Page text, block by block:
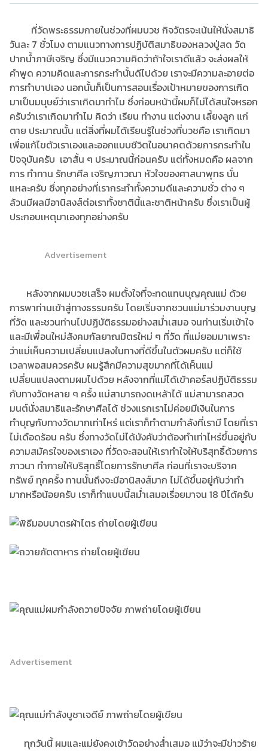
ที่วัดพระธรรมกายในช่วงที่ผมบวช กิจวัตรจะเน้นให้นั่งสมาธิ
วันละ 7 ชั่วโมง ตามแนวทางการปฏิบัติสมาธิของหลวงปู่สด วัด
ปากน้ำภาษีเจริญ ซึ่งมีแนวความคิดว่าถ้าใจเราดีแล้ว จะส่งผลให้
คำพูด ความคิดและการกระทำนั้นดีไปด้วย เราจะมีความละอายต่อ
การทำบาปเอง นอกนั้นก็เป็นการสอนเรื่องเป้าหมายของการเกิด
มาเป็นมนุษย์ว่าเราเกิดมาทำไม ซึ่งก่อนหน้านี้ผมก็ไม่ได้สนใจหรอก
ครับว่าเราเกิดมาทำไม คิดว่า เรียน ทำงาน แต่งงาน เลี้ยงลูก แก่
ตาย ประมาณนั้น แต่สิ่งที่ผมได้เรียนรู้ในช่วงที่บวชคือ เราเกิดมา
เพื่อแก้ไขตัวเราเองและออกแบบชีวิตในอนาคตด้วยการกระทำใน
ปัจจุบันครับ เอาสั้น ๆ ประมาณนี้ก่อนครับ แต่ทั้งหมดคือ ผลจาก
การ ทำทาน รักษาศีล เจริญภาวณา หัวใจของศาสนาพุทธ นั่น
แหละครับ ซึ่งทุกอย่างที่เรากระทำทั้งความดีและความชั่ว ต่าง ๆ
ล้วนมีผลมีอานิสงส์ต่อเราทั้งชาตินี้และชาติหน้าครับ ซึ่งเราเป็นผู้
ประกอบเหตุมาเองทุกอย่างครับ
Advertisement
หลังจากผมบวชเสร็จ ผมตั้งใจที่จะทดแทนบุญคุณแม่ ด้วย
การพาท่านเข้าสู่ทางธรรมครับ โดยเริ่มจากชวนแม่มาร่วมงานบุญ
ที่วัด และชวนท่านไปปฏิบัติธรรมอย่างสม่ำเสมอ จนท่านเริ่มเข้าใจ
และมีเพื่อนใหม่สังคมกัลยาณมิตรใหม่ ๆ ที่วัด ที่แม่ยอมมาเพราะ
ว่าแม่เห็นความเปลี่ยนแปลงในทางที่ดีขึ้นในตัวผมครับ แต่ก็ใช้
เวลาพอสมควรครับ ผมรู้สึกมีความสุขมากที่ได้เห็นแม่
เปลี่ยนแปลงตามผมไปด้วย หลังจากที่แม่ได้เข้าคอร์สปฏิบัติธรรม
กับทางวัดหลาย ๆ ครั้ง แม่สามารถงดเหล้าได้ แม่สามารถสวด
มนต์นั่งสมาธิและรักษาศีลได้ ช่วงแรกเราไม่ค่อยมีเงินในการ
ทำบุญกับทางวัดมากเท่าไหร่ แต่เราก็ทำตามกำลังที่เรามี โดยที่เรา
ไม่เดือดร้อน ครับ ซึ่งทางวัดไม่ได้บังคับว่าต้องทำเท่าไหร่ขึ้นอยู่กับ
ความสมัครใจของเราเอง ที่วัดจะสอนให้เราทำใจให้บริสุทธิ์ด้วยการ
ภาวนา ทำกายให้บริสุทธิ์โดยการรักษาศีล ก่อนที่เราจะบริจาค
ทรัพย์ ทุกครั้ง ทานนั้นถึงจะมีอานิสงส์มาก ไม่ได้ขึ้นอยู่กับว่าทำ
มากหรือน้อยครับ เราก็ทำแบบนี้สม่ำเสมอเรื่อยมาจน 18 ปีได้ครับ
Advertisement
ทุกวันนี้ ผมและแม่ยังคงเข้าวัดอย่างส่ำเสมอ แม้ว่าจะมีข่าวร้าย